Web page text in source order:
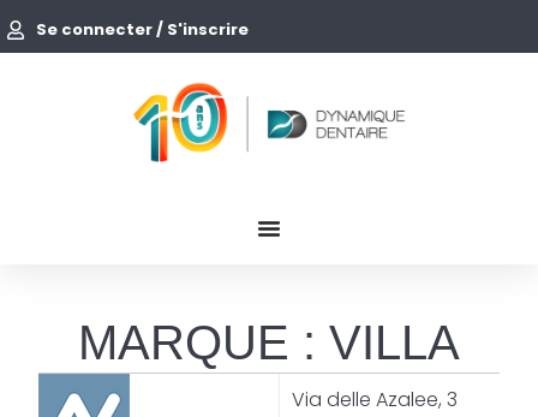
Se connecter / S'inscrire
MARQUE : VILLA
Via delle Azalee, 3